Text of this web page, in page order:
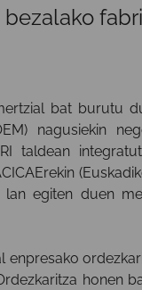
bat burutu
nagusiekin
taldean
egiten duen
honen